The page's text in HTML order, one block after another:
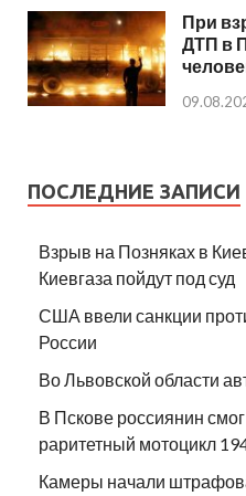
При
ДТП в
ПОСЛЕДНИЕ ЗАПИСИ
Взрыв на Позняках в
Киевгаза пойдут под суд
США ввели санкции
России
Во Львовской области
В Пскове россиянин
раритетный мотоцикл
Камеры начали